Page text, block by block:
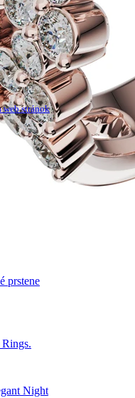
web stránok
prstene
Night